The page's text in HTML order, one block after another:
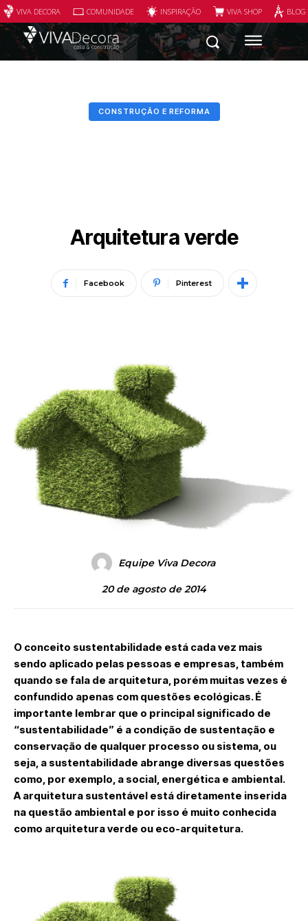
VIVA DECORA COMUNIDADE INSPIRAÇÃO VIVA SHOP
CONSTRUÇÃO E REFORMA
Arquitetura verde
Facebook Pinterest
Equipe Viva Decora
20 de agosto de 2014
O conceito sustentabilidade está cada vez mais
sendo aplicado pelas pessoas e empresas, também
quando se fala de arquitetura, porém muitas vezes é
confundido apenas com questões ecológicas. É
importante lembrar que o principal significado de
“sustentabilidade” é a condição de sustentação e
conservação de qualquer processo ou sistema, ou
seja, a sustentabilidade abrange diversas questões
como, por exemplo, a social, energética e ambiental.
A arquitetura sustentável está diretamente inserida
na questão ambiental e por isso é muito conhecida
como arquitetura verde ou eco-arquitetura.